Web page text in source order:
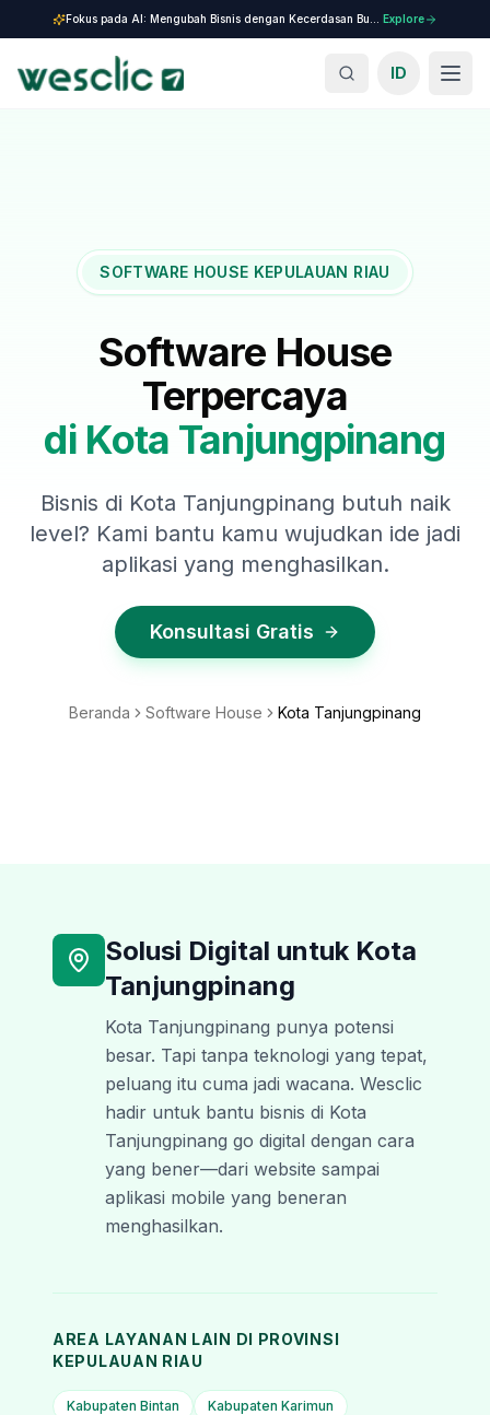
Explore
ID
SOFTWARE HOUSE KEPULAUAN RIAU
Software House
Terpercaya
di Kota Tanjungpinang
Bisnis di Kota Tanjungpinang butuh naik
level? Kami bantu kamu wujudkan ide jadi
aplikasi yang menghasilkan.
Konsultasi Gratis
Beranda Software House Kota Tanjungpinang
Solusi Digital untuk Kota
Tanjungpinang
Kota Tanjungpinang punya potensi
besar. Tapi tanpa teknologi yang tepat,
peluang itu cuma jadi wacana. Wesclic
hadir untuk bantu bisnis di Kota
Tanjungpinang go digital dengan cara
yang bener—dari website sampai
aplikasi mobile yang beneran
menghasilkan.
AREA LAYANAN LAIN DI PROVINSI
KEPULAUAN RIAU
Kabupaten Bintan
Kabupaten Karimun